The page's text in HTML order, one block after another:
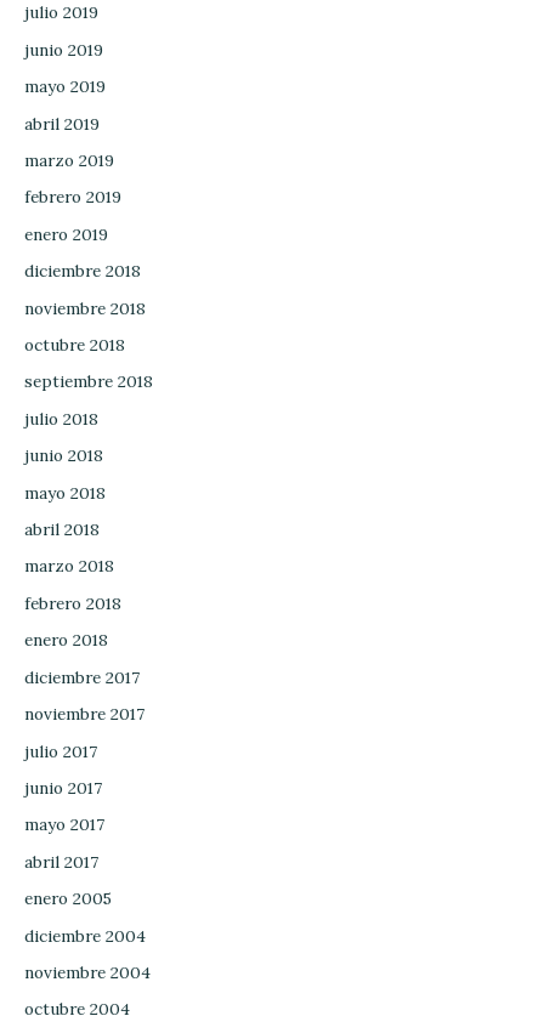
julio 2019
junio 2019
mayo 2019
abril 2019
marzo 2019
febrero 2019
enero 2019
diciembre 2018
noviembre 2018
octubre 2018
septiembre 2018
julio 2018
junio 2018
mayo 2018
abril 2018
marzo 2018
febrero 2018
enero 2018
diciembre 2017
noviembre 2017
julio 2017
junio 2017
mayo 2017
abril 2017
enero 2005
diciembre 2004
noviembre 2004
octubre 2004